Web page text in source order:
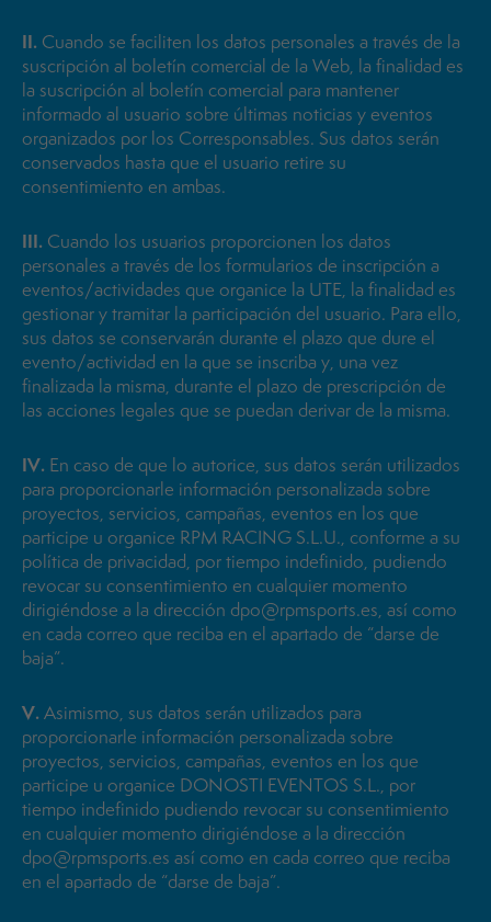
II. Cuando se faciliten los datos personales a través de la
suscripción al boletín comercial de la Web, la finalidad es
la suscripción al boletín comercial para mantener
informado al usuario sobre últimas noticias y eventos
organizados por los Corresponsables. Sus datos serán
conservados hasta que el usuario retire su
consentimiento en ambas.
III. Cuando los usuarios proporcionen los datos
personales a través de los formularios de inscripción a
eventos/actividades que organice la UTE, la finalidad es
gestionar y tramitar la participación del usuario. Para ello,
sus datos se conservarán durante el plazo que dure el
evento/actividad en la que se inscriba y, una vez
finalizada la misma, durante el plazo de prescripción de
las acciones legales que se puedan derivar de la misma.
IV. En caso de que lo autorice, sus datos serán utilizados
para proporcionarle información personalizada sobre
proyectos, servicios, campañas, eventos en los que
participe u organice RPM RACING S.L.U., conforme a su
política de privacidad, por tiempo indefinido, pudiendo
revocar su consentimiento en cualquier momento
dirigiéndose a la dirección dpo@rpmsports.es, así como
en cada correo que reciba en el apartado de “darse de
baja”.
V. Asimismo, sus datos serán utilizados para
proporcionarle información personalizada sobre
proyectos, servicios, campañas, eventos en los que
participe u organice DONOSTI EVENTOS S.L., por
tiempo indefinido pudiendo revocar su consentimiento
en cualquier momento dirigiéndose a la dirección
dpo@rpmsports.es así como en cada correo que reciba
en el apartado de “darse de baja”.